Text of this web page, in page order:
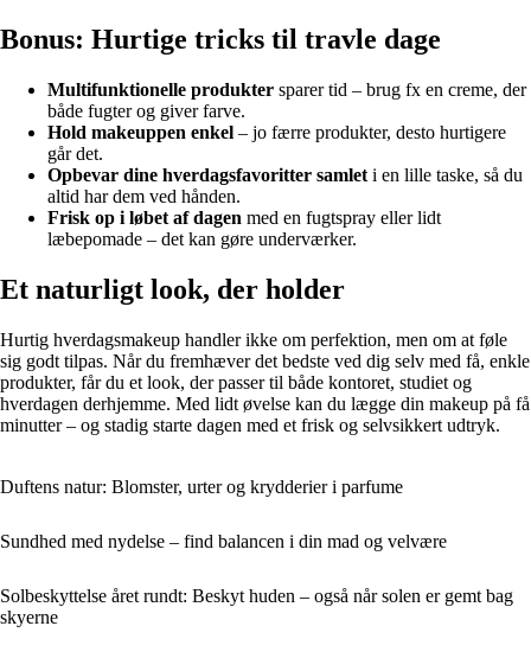
Bonus: Hurtige tricks til travle dage
Multifunktionelle produkter sparer tid – brug fx en creme, der
både fugter og giver farve.
Hold makeuppen enkel – jo færre produkter, desto hurtigere
går det.
Opbevar dine hverdagsfavoritter samlet i en lille taske, så du
altid har dem ved hånden.
Frisk op i løbet af dagen med en fugtspray eller lidt
læbepomade – det kan gøre underværker.
Et naturligt look, der holder
Hurtig hverdagsmakeup handler ikke om perfektion, men om at føle
sig godt tilpas. Når du fremhæver det bedste ved dig selv med få, enkle
produkter, får du et look, der passer til både kontoret, studiet og
hverdagen derhjemme. Med lidt øvelse kan du lægge din makeup på få
minutter – og stadig starte dagen med et frisk og selvsikkert udtryk.
Duftens natur: Blomster, urter og krydderier i parfume
Sundhed med nydelse – find balancen i din mad og velvære
Solbeskyttelse året rundt: Beskyt huden – også når solen er gemt bag
skyerne